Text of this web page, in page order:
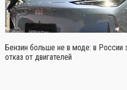
Бензин больше не в моде: в России
отказ от двигателей